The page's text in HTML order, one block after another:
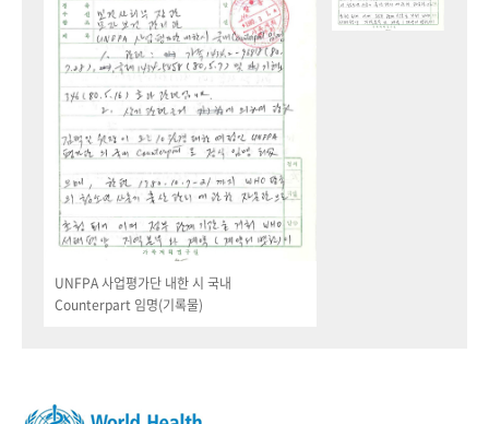
UNFPA 사업평가단 내한 시 국내
Counterpart 임명(기록물)